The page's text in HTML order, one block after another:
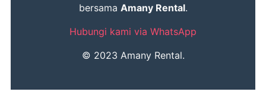
bersama Amany Rental.
Hubungi kami via WhatsApp
© 2023 Amany Rental.